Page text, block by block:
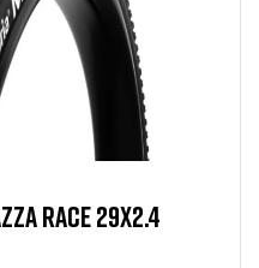
RACE 29X2.4